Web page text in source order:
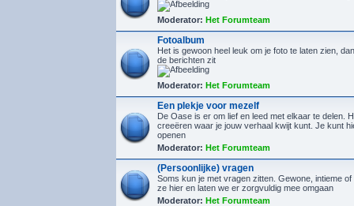
Moderator: Het Forumteam
Fotoalbum
Het is gewoon heel leuk om je foto te laten zien,
de berichten zit
Moderator: Het Forumteam
Een plekje voor mezelf
De Oase is er om lief en leed met elkaar te delen.
creeëren waar je jouw verhaal kwijt kunt. Je kunt
openen
Moderator: Het Forumteam
(Persoonlijke) vragen
Soms kun je met vragen zitten. Gewone, intieme
ze hier en laten we er zorgvuldig mee omgaan
Moderator: Het Forumteam